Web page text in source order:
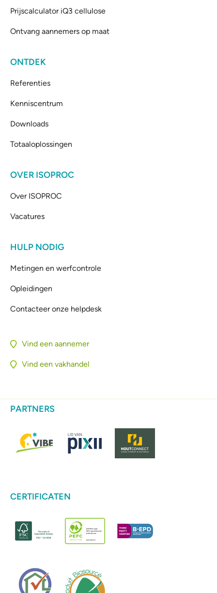
Prijscalculator iQ3 cellulose
Ontvang aannemers op maat
ONTDEK
Referenties
Kenniscentrum
Downloads
Totaaloplossingen
OVER ISOPROC
Over ISOPROC
Vacatures
HULP NODIG
Metingen en werfcontrole
Opleidingen
Contacteer onze helpdesk
Vind een aannemer
Vind een vakhandel
PARTNERS
CERTIFICATEN